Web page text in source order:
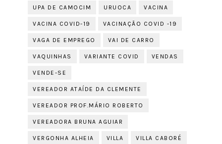
UPA DE CAMOCIM URUOCA VACINA
VACINA COVID-19 VACINAÇÃO COVID -19
VAGA DE EMPREGO VAI DE CARRO
VAQUINHAS VARIANTE COVID VENDAS
VENDE-SE
VEREADOR ATAÍDE DA CLEMENTE
VEREADOR PROF.MÁRIO ROBERTO
VEREADORA BRUNA AGUIAR
VERGONHA ALHEIA VILLA VILLA CABORÉ